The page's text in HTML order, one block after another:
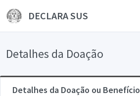
DECLARA SUS
Detalhes da Doação
Detalhes da Doação ou Benefício